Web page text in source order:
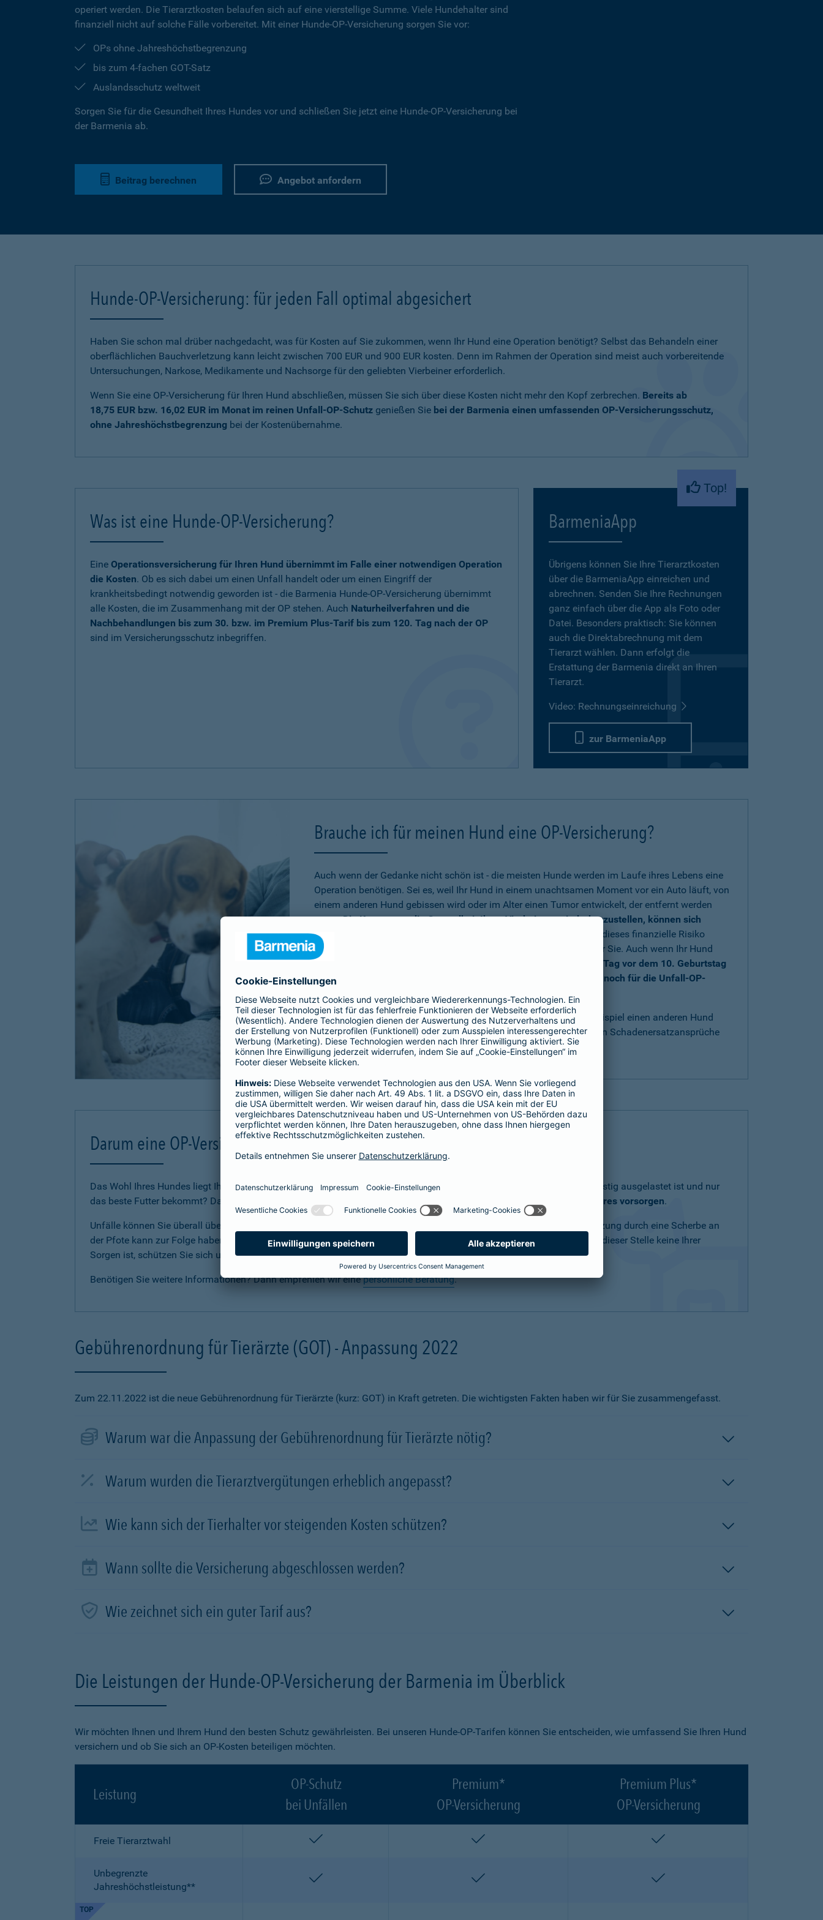
operiert werden. Die Tierarztkosten belaufen sich auf eine vierstellige Summe. Viele Hundehalter sind
finanziell nicht auf solche Fälle vorbereitet. Mit einer Hunde-OP-Versicherung sorgen Sie vor:
OPs ohne Jahreshöchstbegrenzung
bis zum 4-fachen GOT-Satz
Auslandsschutz weltweit
Sorgen Sie für die Gesundheit Ihres Hundes vor und schließen Sie jetzt eine Hunde-OP-Versicherung bei
der Barmenia ab.
Beitrag berechnen Angebot anfordern
Hunde-OP-Versicherung: für jeden Fall optimal abgesichert
Haben Sie schon mal drüber nachgedacht, was für Kosten auf Sie zukommen, wenn Ihr Hund eine Operation benötigt? Selbst das Behandeln einer
oberflächlichen Bauchverletzung kann leicht zwischen 700 EUR und 900 EUR kosten. Denn im Rahmen der Operation sind meist auch vorbereitende
Untersuchungen, Narkose, Medikamente und Nachsorge für den geliebten Vierbeiner erforderlich.
Wenn Sie eine OP-Versicherung für Ihren Hund abschließen, müssen Sie sich über diese Kosten nicht mehr den Kopf zerbrechen. Bereits ab
18,75 EUR bzw. 16,02 EUR im Monat im reinen Unfall-OP-Schutz genießen Sie bei der Barmenia einen umfassenden OP-Versicherungsschutz,
ohne Jahreshöchstbegrenzung bei der Kostenübernahme.
Was ist eine Hunde-OP-Versicherung?
Eine Operationsversicherung für Ihren Hund übernimmt im Falle einer notwendigen Operation
die Kosten. Ob es sich dabei um einen Unfall handelt oder um einen Eingriff der
krankheitsbedingt notwendig geworden ist - die Barmenia Hunde-OP-Versicherung übernimmt
alle Kosten, die im Zusammenhang mit der OP stehen. Auch Naturheilverfahren und die
Nachbehandlungen bis zum 30. bzw. im Premium Plus-Tarif bis zum 120. Tag nach der OP
sind im Versicherungsschutz inbegriffen.
Top!
BarmeniaApp
Übrigens können Sie Ihre Tierarztkosten
über die BarmeniaApp einreichen und
abrechnen. Senden Sie Ihre Rechnungen
ganz einfach über die App als Foto oder
Datei. Besonders praktisch: Sie können
auch die Direktabrechnung mit dem
Tierarzt wählen. Dann erfolgt die
Erstattung der Barmenia direkt an Ihren
Tierarzt.
Video: Rechnungseinreichung
zur BarmeniaApp
Brauche ich für meinen Hund eine OP-Versicherung?
Auch wenn der Gedanke nicht schön ist - die meisten Hunde werden im Laufe ihres Lebens eine
Operation benötigen. Sei es, weil Ihr Hund in einem unachtsamen Moment vor ein Auto läuft, von
einem anderen Hund gebissen wird oder im Alter einen Tumor entwickelt, der entfernt werden
muss.Die Kosten, um die Gesundheit Ihres Vierbeiners wiederherzustellen, können sich
schnell auf mehrere tausend Euro belaufen
. Wenn Sie sich gegen dieses finanzielle Risiko
absichern möchten, ist die Operationsversicherung genau richtig für Sie. Auch wenn Ihr Hund
schon älter ist,
bei der Barmenia können Sie Ihren Hund bis einen Tag vor dem 10. Geburtstag
versichern. Über den 10. Geburtstag hinaus können Sie sich aber noch für die Unfall-OP-
Übrigens:Wenn Ihr Hund selbst einen Schaden verursacht, zum Beispiel einen anderen Hund
beißt, sind Sie mit derHundehaftpflichtder Barmenia bestens gegen Schadenersatzansprüche
Dritter geschützt.
Darum eine OP-Versicherung für Hunde abschließen
Das Wohl Ihres Hundes liegt Ihnen am Herzen? Uns auch. Sie sorgen täglich dafür, dass Ihre Fellnase körperlich und geistig ausgelastet ist und nur
das beste Futter bekommt? Dann sollten Sie für den Ernstfall mit einer
für die Gesundheit Ihres Tieres vorsorgen.
Unfälle können Sie überall überraschen. Egal ob zuhause oder unterwegs. Schon eine scheinbar harmlose Schnittverletzung durch eine Scherbe an
der Pfote kann zur Folge haben, dass Ihr Liebling unter Narkose operiert werden muss. Damit Ihre finanziellen Mittel an dieser Stelle keine Ihrer
Sorgen ist, schützen Sie sich und Ihren Hund mit einer Hunde-OP-Versicherung.
Benötigen Sie weitere Informationen? Dann empfehlen wir einepersönliche Beratung.
Gebührenordnung für Tierärzte (GOT) - Anpassung 2022
Zum 22.11.2022 ist die neue Gebührenordnung für Tierärzte (kurz: GOT) in Kraft getreten. Die wichtigsten Fakten haben wir für Sie zusammengefasst.
Warum war die Anpassung der Gebührenordnung für Tierärzte nötig?
Warum wurden die Tierarztvergütungen erheblich angepasst?
Wie kann sich der Tierhalter vor steigenden Kosten schützen?
Wann sollte die Versicherung abgeschlossen werden?
Wie zeichnet sich ein guter Tarif aus?
Die Leistungen der Hunde-OP-Versicherung der Barmenia im Überblick
Wir möchten Ihnen und Ihrem Hund den besten Schutz gewährleisten. Bei unseren Hunde-OP-Tarifen können Sie entscheiden, wie umfassend Sie Ihren Hund
versichern und ob Sie sich an OP-Kosten beteiligen möchten.
Leistung
OP-Schutz
bei Unfällen
Premium*
OP-Versicherung
Premium Plus*
OP-Versicherung
Freie Tierarztwahl enthalten enthalten
Unbegrenzte
Jahreshöchstleistung**
enthalten enthalten
TOP